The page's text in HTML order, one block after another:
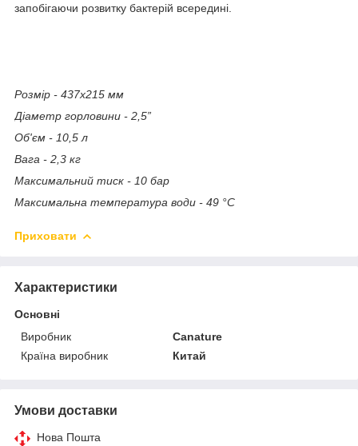
запобігаючи розвитку бактерій всередині.
Розмір - 437х215 мм
Діаметр горловини - 2,5”
Об'єм - 10,5 л
Вага - 2,3 кг
Максимальний тиск - 10 бар
Максимальна температура води - 49 °С
Приховати
Характеристики
Основні
Виробник
Canature
Країна виробник
Китай
Умови доставки
Нова Пошта